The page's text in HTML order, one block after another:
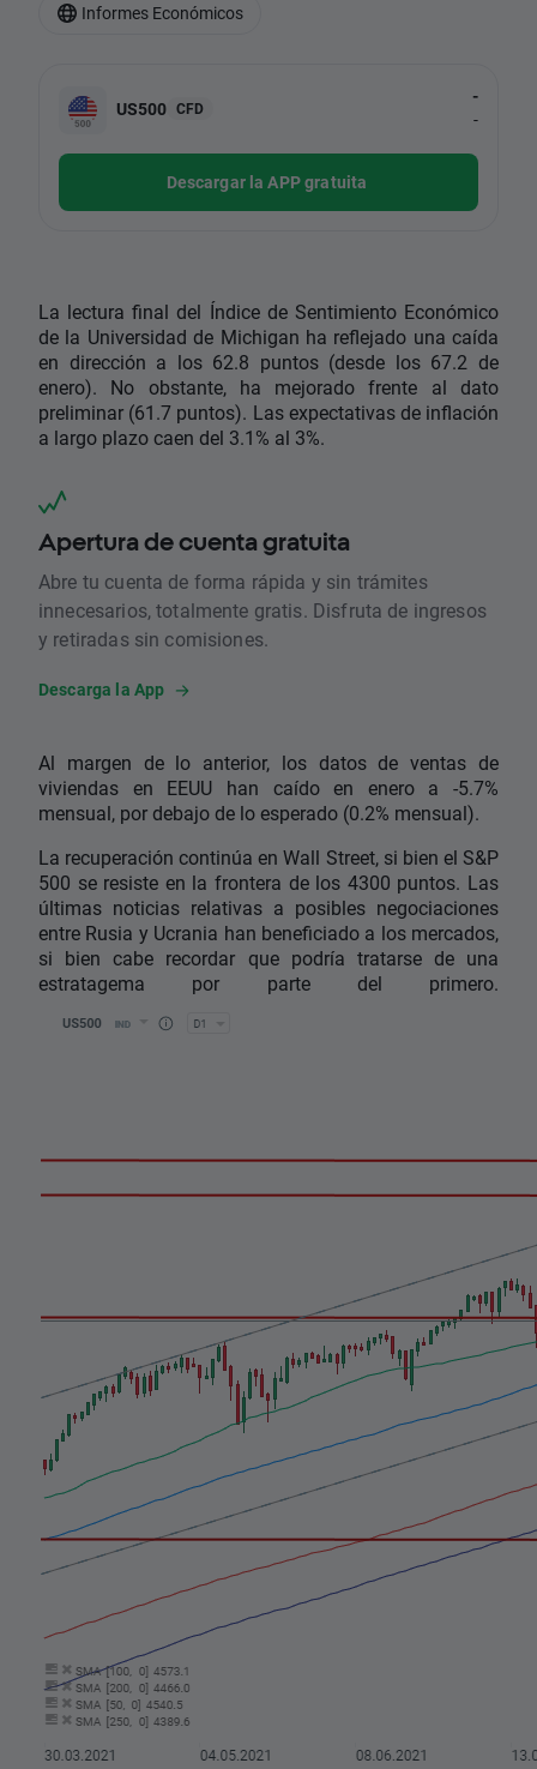
US500 CFD
-
-
Descargar la APP gratuita
La lectura final del Índice de Sentimiento Económico
de la Universidad de Michigan ha reflejado una caída
en dirección a los 62.8 puntos (desde los 67.2 de
enero). No obstante, ha mejorado frente al dato
preliminar (61.7 puntos). Las expectativas de inflación
a largo plazo caen del 3.1% al 3%.
Apertura de cuenta gratuita
Abre tu cuenta de forma rápida y sin trámites
innecesarios, totalmente gratis. Disfruta de ingresos
y retiradas sin comisiones.
Descarga la App
Al margen de lo anterior, los datos de ventas de
viviendas en EEUU han caído en enero a -5.7%
mensual, por debajo de lo esperado (0.2% mensual).
La recuperación continúa en Wall Street, si bien el S&P
500 se resiste en la frontera de los 4300 puntos. Las
últimas noticias relativas a posibles negociaciones
entre Rusia y Ucrania han beneficiado a los mercados,
si bien cabe recordar que podría tratarse de una
estratagema por parte del primero.
Informes Económicos